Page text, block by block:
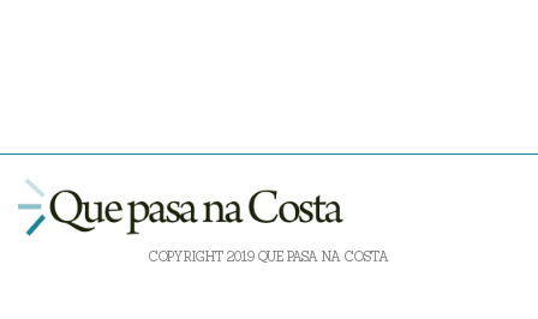
COPYRIGHT 2019 QUE PASA NA COSTA